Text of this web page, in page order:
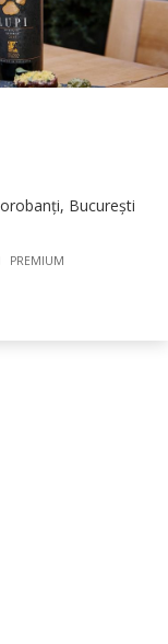
București
PREMIUM